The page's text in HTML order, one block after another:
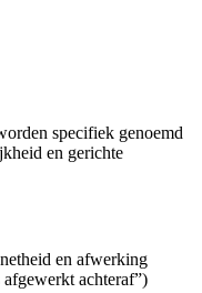
specifiek genoemd
en gerichte
en afwerking
achteraf”)